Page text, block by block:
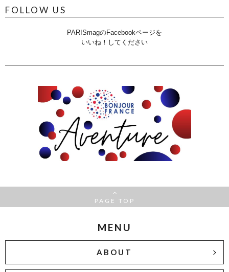
FOLLOW US
PARISmagのFacebookページを
いいね！してください
PAGE TOP
MENU
ABOUT